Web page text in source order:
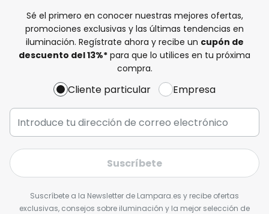
Sé el primero en conocer nuestras mejores ofertas,
promociones exclusivas y las últimas tendencias en
iluminación. Regístrate ahora y recibe un cupón de
descuento del13%* para que lo utilices en tu próxima
compra.
Cliente particular Empresa
Suscríbete
Suscríbete a la Newsletter de Lampara.es y recibe ofertas
exclusivas, consejos sobre iluminación y la mejor selección de